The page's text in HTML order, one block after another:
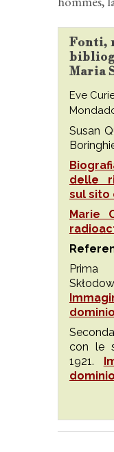
Fonti,
Maria
Eve
Susan
delle
sul sito
Marie
con le
1921.